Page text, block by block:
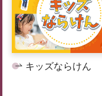
キッズならけん